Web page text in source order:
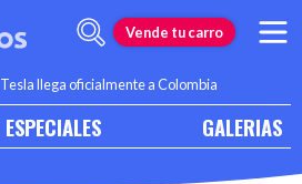
Vende tu carro
Tesla llega oficialmente a Colombia
ESPECIALES GALERIAS